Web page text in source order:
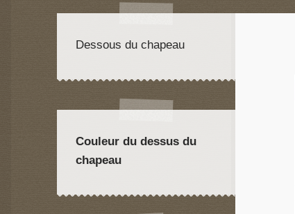
Dessous du chapeau
Couleur du dessus du
chapeau